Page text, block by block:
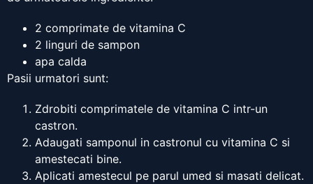
2 comprimate de vitamina C
2 linguri de sampon
apa calda
Pasii urmatori sunt:
Zdrobiti comprimatele de vitamina C intr-un
castron.
Adaugati samponul in castronul cu vitamina C si
amestecati bine.
Aplicati amestecul pe parul umed si masati delicat.